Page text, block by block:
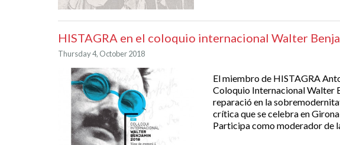
HISTAGRA en el coloquio internacional Walter
Thursday 4, October 2018
El miembro de HISTAGRA
Coloquio Internacional Walter
reparació en la
crítica que se celebra en
Participa como moderador de